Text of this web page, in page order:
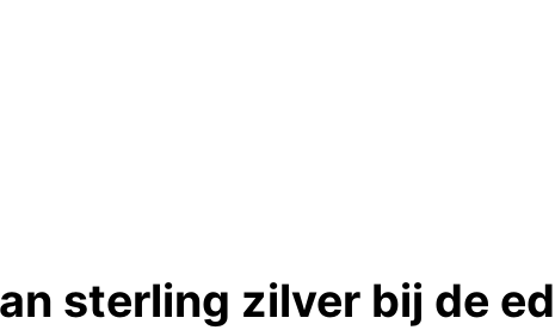
sterling zilver bij de